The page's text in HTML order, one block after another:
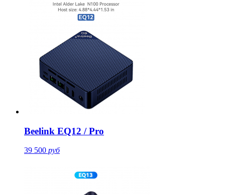
Beelink EQ12 / Pro
39 500 руб